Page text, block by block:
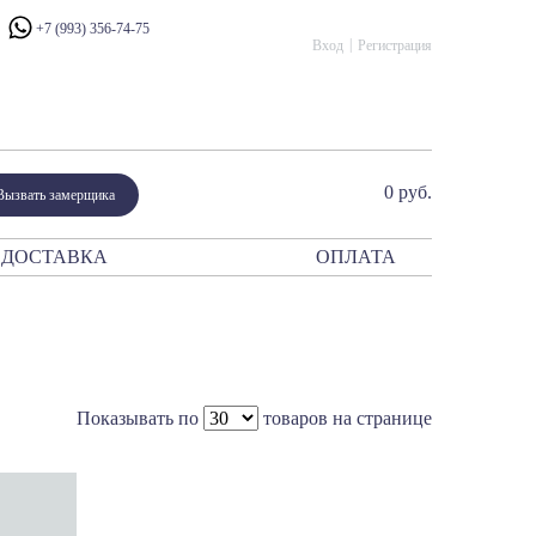
+7 (993) 356-74-75
Вход
Регистрация
замерщика 0 руб.
Модерн
ДОСТАВКА ОПЛАТА
Показывать по товаров на странице